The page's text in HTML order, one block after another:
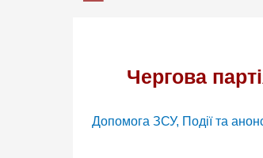
Чергова
Допомога ЗСУ, Події та